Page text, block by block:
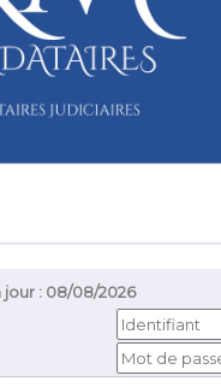
: 08/08/2026